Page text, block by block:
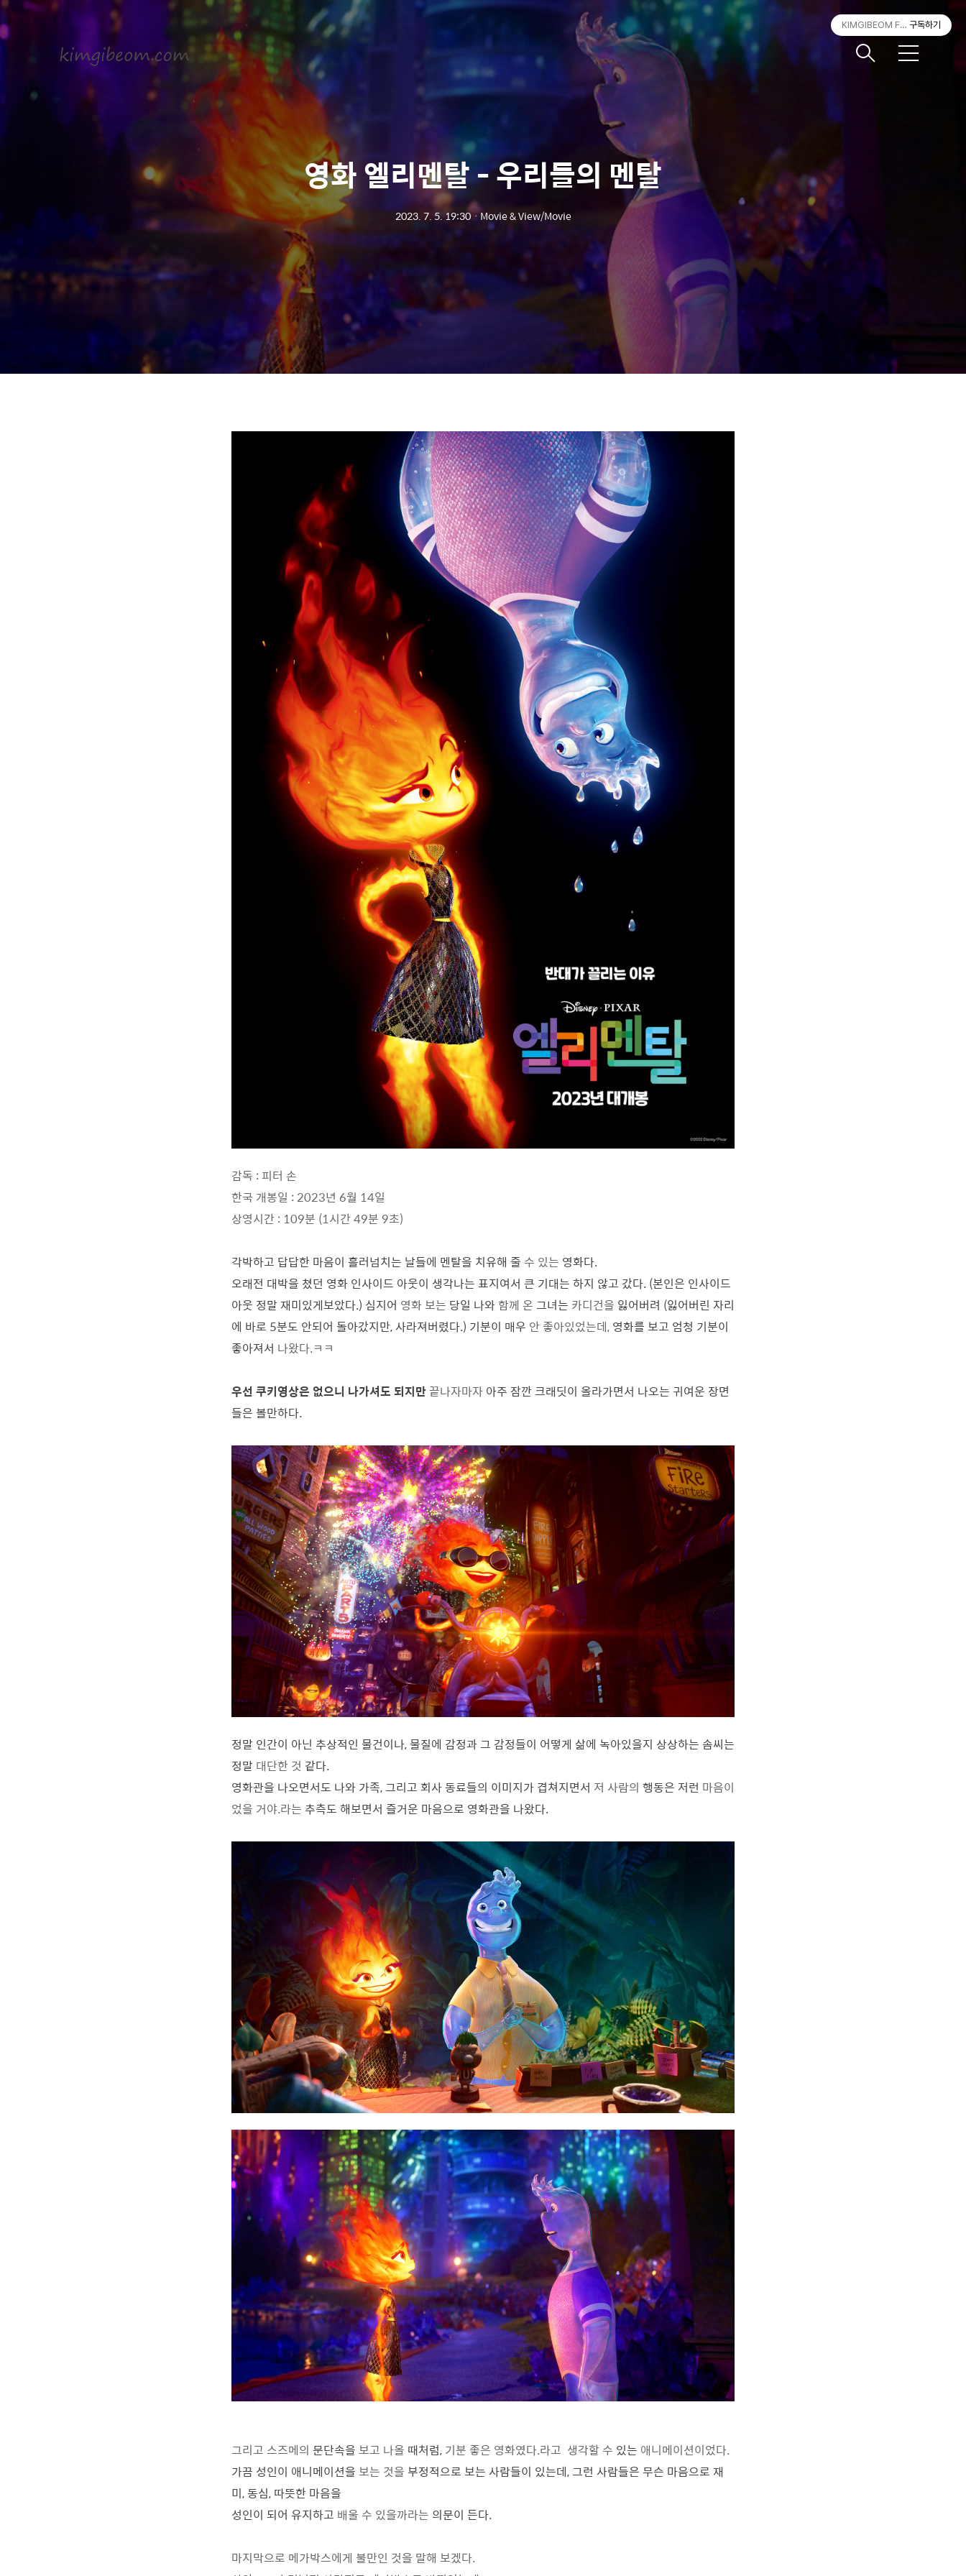
메
영화 엘리멘탈 - 우리들의 멘탈
2023. 7. 5. 19:30ㆍMovie & View/Movie
감독 : 피터 손
한국 개봉일 : 2023년 6월 14일
상영시간 : 109분 (1시간 49분 9초)
각박하고 답답한 마음이 흘러넘치는 날들에 멘탈을 치유해 줄 수 있는 영화다.
오래전 대박을 쳤던 영화 인사이드 아웃이 생각나는 표지여서 큰 기대는 하지 않고 갔다. (본인은 인사이드
아웃 정말 재미있게보았다.) 심지어 영화 보는 당일 나와 함께 온 그녀는 카디건을 잃어버려 (잃어버린 자리
에 바로 5분도 안되어 돌아갔지만, 사라져버렸다.) 기분이 매우 안 좋아있었는데, 영화를 보고 엄청 기분이
좋아져서 나왔다.ㅋㅋ
우선 쿠키영상은 없으니 나가셔도 되지만끝나자마자 아주 잠깐 크래딧이 올라가면서 나오는 귀여운 장면
들은 볼만하다.
정말 인간이 아닌 추상적인 물건이나, 물질에 감정과 그 감정들이 어떻게 삶에 녹아있을지 상상하는 솜씨는
정말 대단한 것 같다.
영화관을 나오면서도 나와 가족, 그리고 회사 동료들의 이미지가 겹쳐지면서 저 사람의 행동은 저런 마음이
었을 거야.라는 추측도 해보면서 즐거운 마음으로 영화관을 나왔다.
그리고 스즈메의 문단속을 보고 나올 때처럼, 기분 좋은 영화였다.라고 생각할 수 있는 애니메이션이었다.
가끔 성인이 애니메이션을 보는 것을 부정적으로 보는 사람들이 있는데, 그런 사람들은 무슨 마음으로 재
미, 동심, 따뜻한 마음을
성인이 되어 유지하고 배울 수 있을까라는 의문이 든다.
마지막으로 메가박스에게 불만인 것을 말해 보겠다.
KIMGIBEOM FILM구독하기